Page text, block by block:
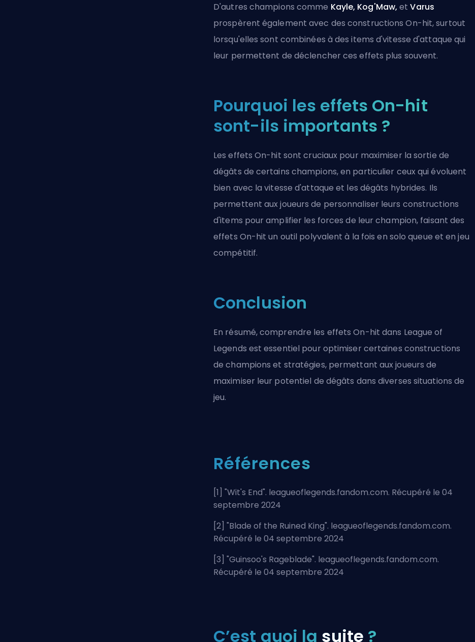
D'autres champions comme Kayle, Kog'Maw,et Varus
prospèrent également avec des constructions On-hit, surtout
lorsqu'elles sont combinées à des items d'vitesse d'attaque qui
leur permettent de déclencher ces effets plus souvent.
Pourquoi les effets On-hit
sont-ils importants ?
Les effets On-hit sont cruciaux pour maximiser la sortie de
dégâts de certains champions, en particulier ceux qui évoluent
bien avec la vitesse d'attaque et les dégâts hybrides. Ils
permettent aux joueurs de personnaliser leurs constructions
d'items pour amplifier les forces de leur champion, faisant des
effets On-hit un outil polyvalent à la fois en solo queue et en jeu
compétitif.
Conclusion
En résumé, comprendre les effets On-hit dans League of
Legends est essentiel pour optimiser certaines constructions
de champions et stratégies, permettant aux joueurs de
maximiser leur potentiel de dégâts dans diverses situations de
jeu.
Références
[1] "Wit's End". leagueoflegends.fandom.com. Récupéré le 04
septembre 2024
[2] "Blade of the Ruined King". leagueoflegends.fandom.com.
Récupéré le 04 septembre 2024
[3] "Guinsoo's Rageblade". leagueoflegends.fandom.com.
Récupéré le 04 septembre 2024
C’est quoi la suite ?